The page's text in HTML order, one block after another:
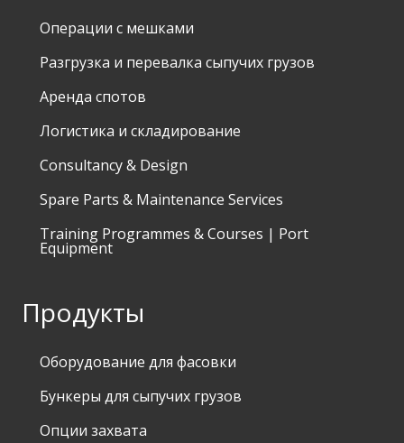
Операции с мешками
Разгрузка и перевалка сыпучих грузов
Аренда спотов
Логистика и складирование
Consultancy & Design
Spare Parts & Maintenance Services
Training Programmes & Courses | Port
Equipment
Продукты
Оборудование для фасовки
Бункеры для сыпучих грузов
Опции захвата